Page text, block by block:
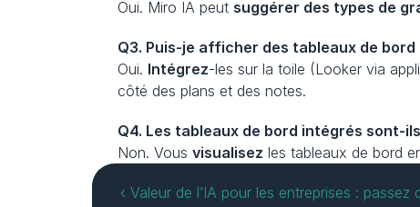
Oui. Miro IA peut suggérer des types de
Q3. Puis-je afficher des tableaux de
Oui. Intégrez-les sur la toile (Looker via
côté des plans et des notes.
Q4. Les tableaux de bord intégrés sont-
Non. Vous visualisez les tableaux de bord
‹ Valeur de l’IA pour les entreprises :